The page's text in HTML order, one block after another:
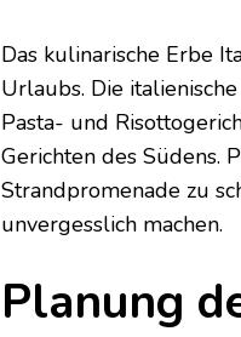
Das kulinarische Erbe
Urlaubs. Die
Pasta- und
Gerichten des Südens.
Strandpromenade zu
unvergesslich machen.
Planung